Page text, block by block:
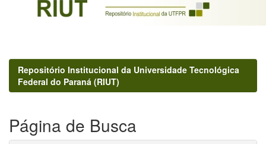
Repositório Institucional da Universidade Tecnológica
Federal do Paraná (RIUT)
Página de Busca